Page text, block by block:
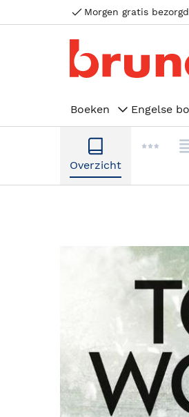
Morgen gratis
Boeken Engelse
Overzicht